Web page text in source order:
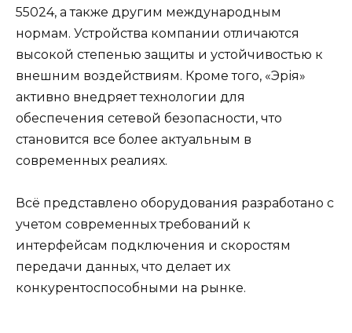
55024, а также другим международным
нормам. Устройства компании отличаются
высокой степенью защиты и устойчивостью к
внешним воздействиям. Кроме того, «Эрія»
активно внедряет технологии для
обеспечения сетевой безопасности, что
становится все более актуальным в
современных реалиях.
Всё представлено оборудования разработано с
учетом современных требований к
интерфейсам подключения и скоростям
передачи данных, что делает их
конкурентоспособными на рынке.